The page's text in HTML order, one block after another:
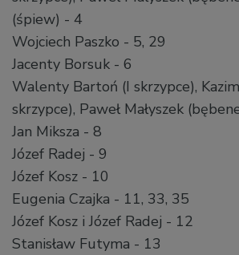
(śpiew) - 4
Wojciech Paszko - 5, 29
Jacenty Borsuk - 6
Walenty Bartoń (I skrzypce),
skrzypce), Paweł Małyszek
Jan Miksza - 8
Józef Radej - 9
Józef Kosz - 10
Eugenia Czajka - 11, 33, 35
Józef Kosz i Józef Radej - 12
Stanisław Futyma - 13